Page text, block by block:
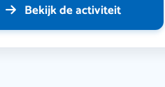
Bekijk de activiteit